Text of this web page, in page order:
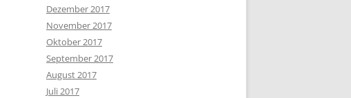
Dezember 2017
November 2017
Oktober 2017
September 2017
August 2017
Juli 2017